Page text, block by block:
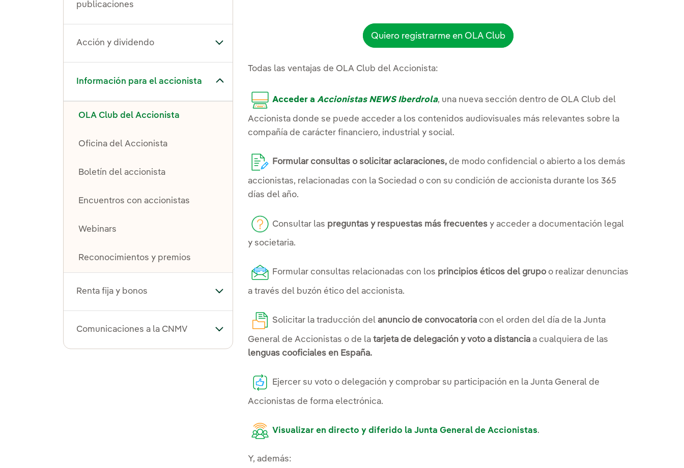
publicaciones
Acción y dividendo Alternar el submenú para Acción y dividendo
Información para el accionista
el submenú para Información para el accionista
OLA Club del Accionista
Oficina del Accionista
Boletín del accionista
Encuentros con accionistas
Webinars
Reconocimientos y premios
Renta fija y bonos Alternar el submenú para Renta fija y bonos
Comunicaciones a la CNMV Alternar el submenú para Comunicaciones a la CNMV
Quiero registrarme en OLA Club
Todas las ventajas de OLA Club del Accionista:
Acceder aAccionistas NEWS Iberdrola, una nueva sección dentro de OLA Club del
Accionista donde se puede acceder a los contenidos audiovisuales más relevantes sobre la
compañía de carácter financiero, industrial y social.
Formular consultas o solicitar aclaraciones, de modo confidencial o abierto a los demás
accionistas, relacionadas con la Sociedad o con su condición de accionista durante los 365
días del año.
Consultar las preguntas y respuestas más frecuentes y acceder a documentación legal
y societaria.
Formular consultas relacionadas con los principios éticos del grupo o realizar denuncias
a través del buzón ético del accionista.
Solicitar la traducción delanuncio de convocatoria con el orden del día de la Junta
General de Accionistas o de la tarjeta de delegación y voto a distancia a cualquiera de las
lenguas cooficiales en España.
Ejercer su voto o delegación y comprobar su participación en la Junta General de
Accionistas de forma electrónica.
Visualizar en directo y diferido la Junta General de Accionistas.
Y, además: